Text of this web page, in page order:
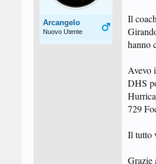
Arcangelo
Nuovo Utente
Il
hanno
Avevo
DHS
729
Il tutto
Grazie